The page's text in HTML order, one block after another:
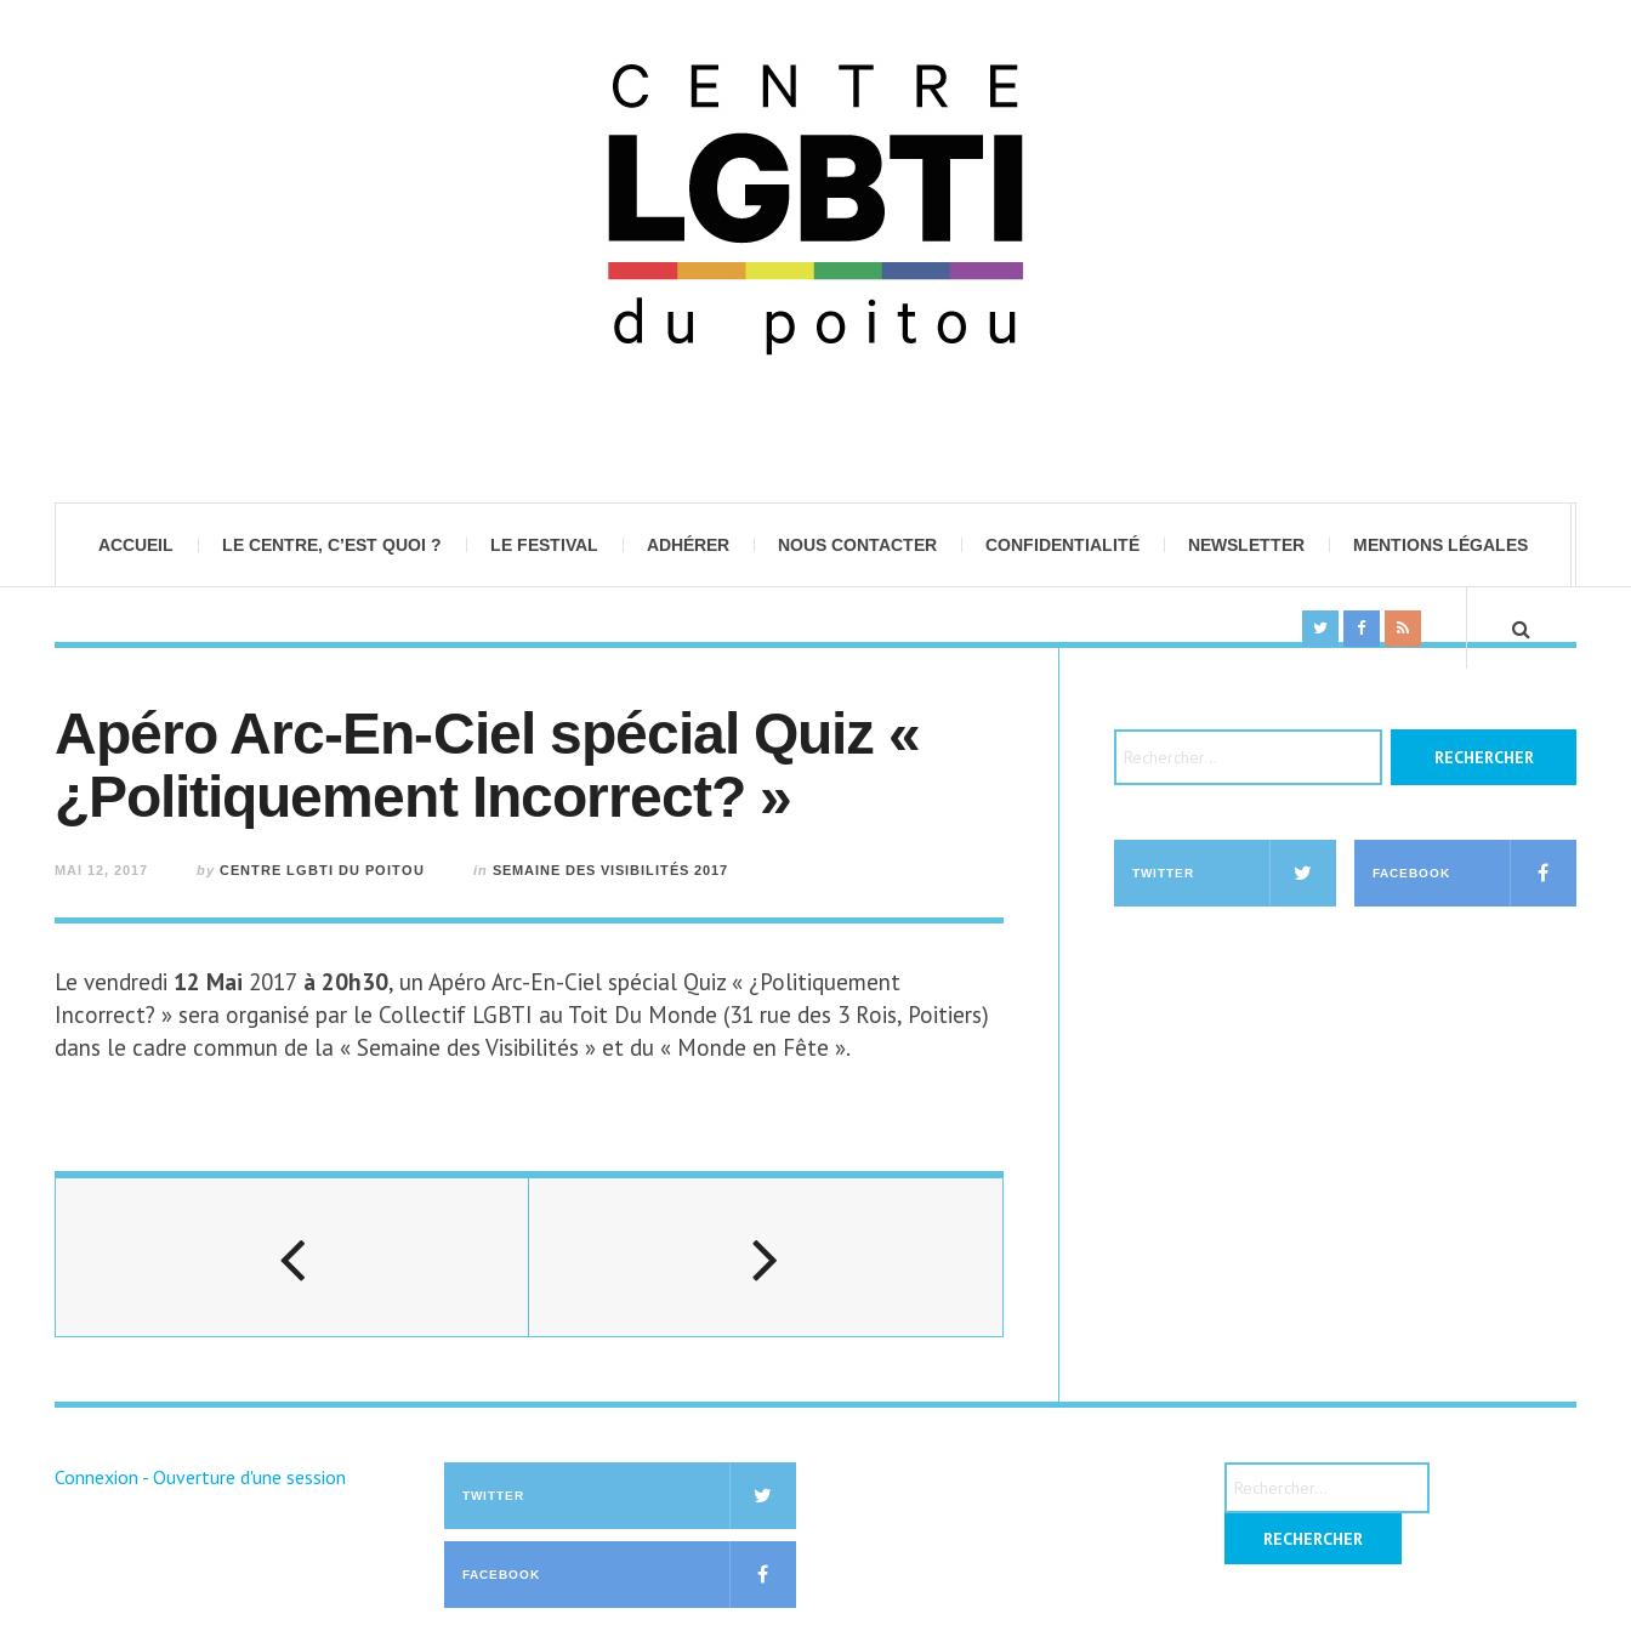
ACCUEIL LE CENTRE, C’EST QUOI ? LE FESTIVAL ADHÉRER NOUS CONTACTER CONFIDENTIALITÉ NEWSLETTER MENTIONS LÉGALES
Apéro Arc-En-Ciel spécial Quiz «
¿Politiquement Incorrect? »
MAI 12, 2017 by CENTRE LGBTI DU POITOU in SEMAINE DES VISIBILITÉS 2017
Le vendredi 12 Mai 2017 à 20h30, un Apéro Arc-En-Ciel spécial Quiz « ¿Politiquement
Incorrect? » sera organisé par le Collectif LGBTI au Toit Du Monde (31 rue des 3 Rois, Poitiers)
dans le cadre commun de la « Semaine des Visibilités » et du « Monde en Fête ».
TWITTER FACEBOOK
Connexion - Ouverture d'une session
TWITTER
FACEBOOK